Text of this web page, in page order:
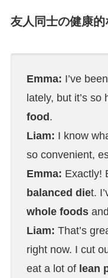
友人同士の健康
Emma: I’ve
lately, but it’s so
food.
Liam: I know
so convenient,
Emma: Exactly!
balanced diet.
whole foodsand
Liam: That’s
right now. I cut
eat a lot oflean